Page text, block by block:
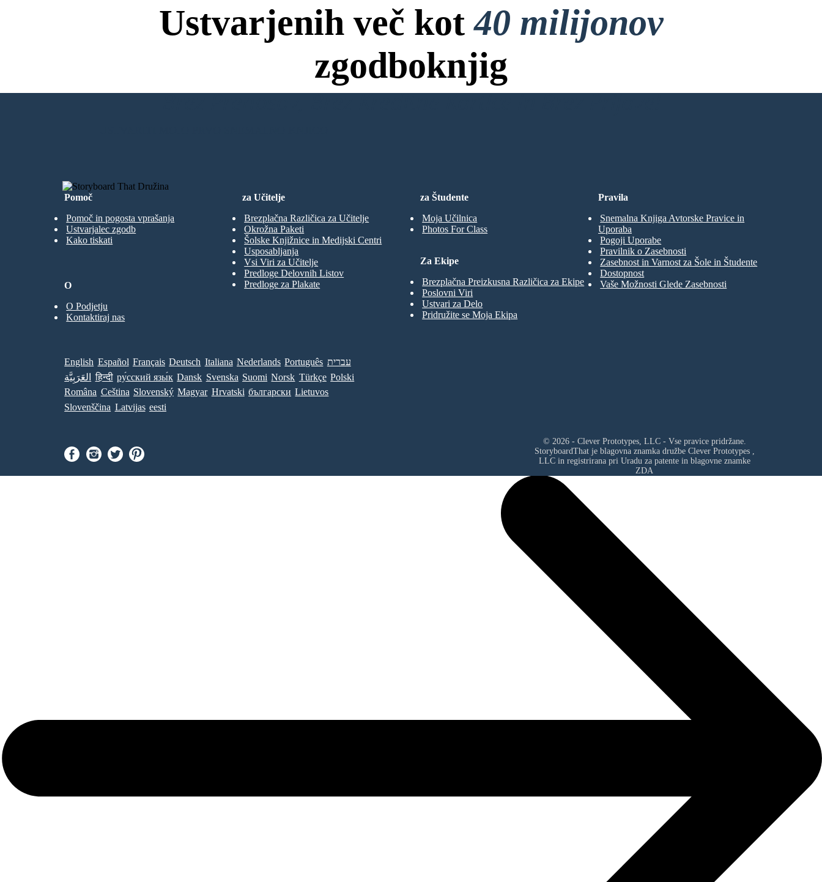
Ustvarjenih več kot40 milijonov
zgodboknjig
Brez Prenosov, Brez Kreditne Kartice in Brez Prijave!
Pomoč
Pomoč in pogosta vprašanja
Ustvarjalec zgodb
Kako tiskati
za Študente
Moja Učilnica
Photos For Class
za Učitelje
Brezplačna Različica za Učitelje
Okrožna Paketi
Šolske Knjižnice in Medijski Centri
Usposabljanja
Vsi Viri za Učitelje
Predloge Delovnih Listov
Predloge za Plakate
Za Ekipe
Brezplačna Preizkusna Različica za Ekipe
Poslovni Viri
Ustvari za Delo
Pridružite se Moja Ekipa
O
O Podjetju
Kontaktiraj nas
Pravila
Snemalna Knjiga Avtorske Pravice in
Uporaba
Pogoji Uporabe
Pravilnik o Zasebnosti
Zasebnost in Varnost za Šole in Študente
Dostopnost
Vaše Možnosti Glede Zasebnosti
English Español Français Deutsch Italiana Nederlands Português עברית
العَرَبِيَّة
हिन्दी ру́сский язы́к Dansk Svenska Suomi Norsk Türkçe Polski
Româna Ceština Slovenský Magyar Hrvatski български Lietuvos
Slovenščina Latvijas eesti
© 2026 - Clever Prototypes, LLC - Vse pravice pridržane.
StoryboardThat je blagovna znamka družbe Clever Prototypes ,
LLCin registrirana pri Uradu za patente in blagovne znamke
ZDA